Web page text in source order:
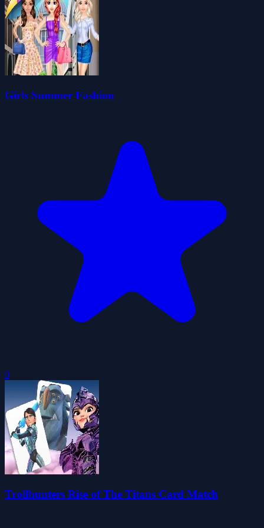
Girls Summer Fashion
0
Trollhunters Rise of The Titans Card Match